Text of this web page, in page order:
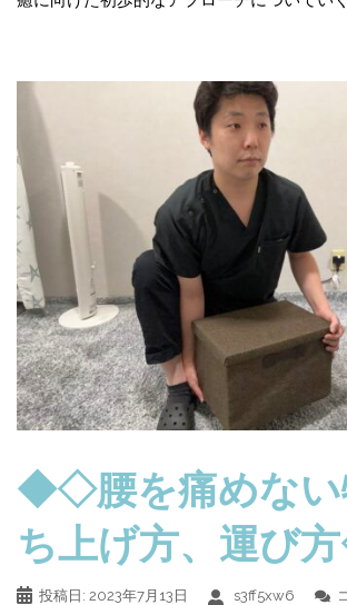
◆◇腰を痛めない
ち上げ方、運び
投稿日: 2023年7月13日 s3ff5xw6